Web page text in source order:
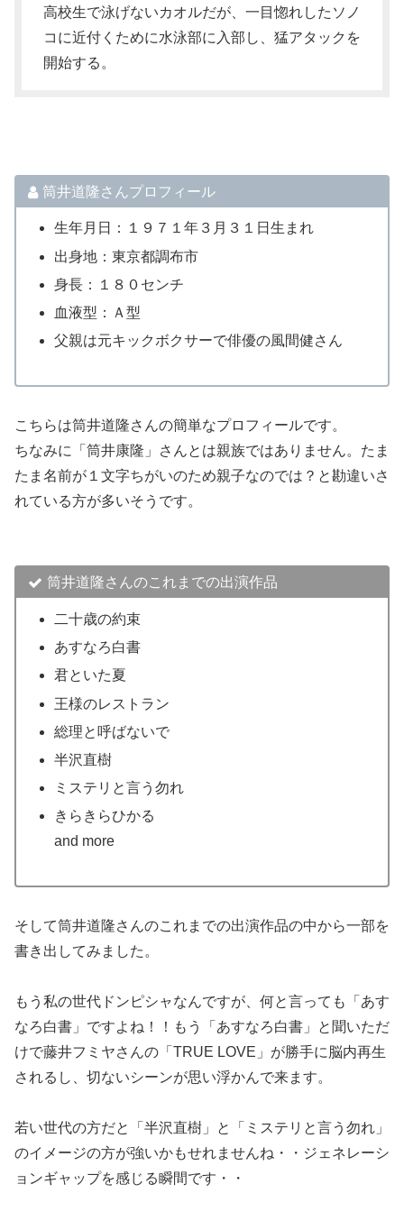
高校生で泳げないカオルだが、一目惚れしたソノ
コに近付くために水泳部に入部し、猛アタックを
開始する。
筒井道隆さんプロフィール
生年月日：１９７１年３月３１日生まれ
出身地：東京都調布市
身長：１８０センチ
血液型：Ａ型
父親は元キックボクサーで俳優の風間健さん
こちらは筒井道隆さんの簡単なプロフィールです。
ちなみに「筒井康隆」さんとは親族ではありません。たま
たま名前が１文字ちがいのため親子なのでは？と勘違いさ
れている方が多いそうです。
筒井道隆さんのこれまでの出演作品
二十歳の約束
あすなろ白書
君といた夏
王様のレストラン
総理と呼ばないで
半沢直樹
ミステリと言う勿れ
きらきらひかる
and more
そして筒井道隆さんのこれまでの出演作品の中から一部を
書き出してみました。
もう私の世代ドンピシャなんですが、何と言っても「あす
なろ白書」ですよね！！もう「あすなろ白書」と聞いただ
けで藤井フミヤさんの「TRUE LOVE」が勝手に脳内再生
されるし、切ないシーンが思い浮かんで来ます。
若い世代の方だと「半沢直樹」と「ミステリと言う勿れ」
のイメージの方が強いかもせれませんね・・ジェネレーシ
ョンギャップを感じる瞬間です・・